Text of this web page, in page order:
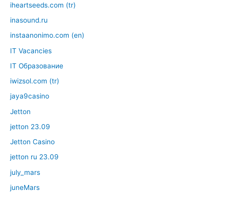
iheartseeds.com (tr)
inasound.ru
instaanonimo.com (en)
IT Vacancies
IT Образование
iwizsol.com (tr)
jaya9casino
Jetton
jetton 23.09
Jetton Casino
jetton ru 23.09
july_mars
juneMars